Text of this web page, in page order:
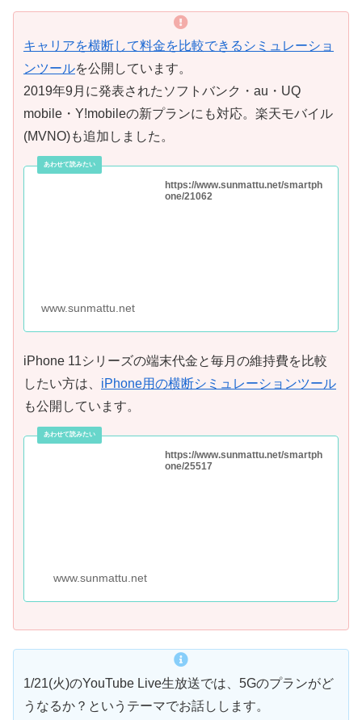
キャリアを横断して料金を比較できるシミュレーショ
ンツールを公開しています。
2019年9月に発表されたソフトバンク・au・UQ
mobile・Y!mobileの新プランにも対応。楽天モバイル
(MVNO)も追加しました。
https://www.sunmattu.net/smartph
one/21062
www.sunmattu.net
iPhone 11シリーズの端末代金と毎月の維持費を比較
したい方は、 iPhone用の横断シミュレーションツール
も公開しています。
https://www.sunmattu.net/smartph
one/25517
www.sunmattu.net
1/21(火)のYouTube Live生放送では、5Gのプランがど
うなるか？というテーマでお話しします。